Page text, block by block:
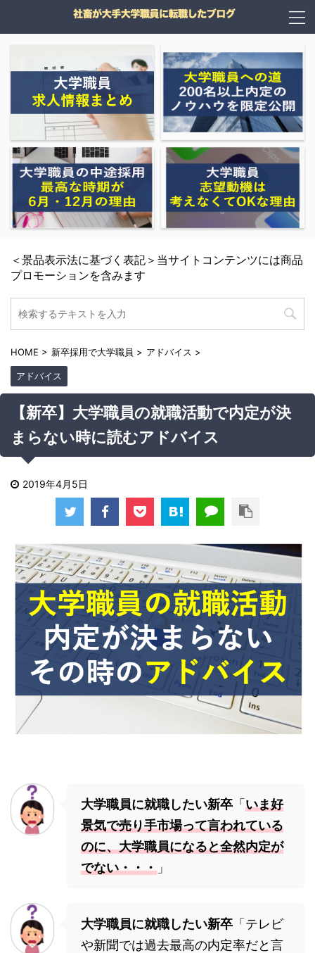
＜景品表示法に基づく表記＞当サイトコンテンツには商品
プロモーションを含みます
HOME > 新卒採用で大学職員 > アドバイス >
アドバイス
【新卒】大学職員の就職活動で内定が決
まらない時に読むアドバイス
2019年4月5日
大学職員に就職したい新卒 「 いま好
景気で売り手市場って言われている
のに、大学職員になると全然内定が
でない・・・ 」
大学職員に就職したい新卒 「テレビ
や新聞では過去最高の内定率だと言